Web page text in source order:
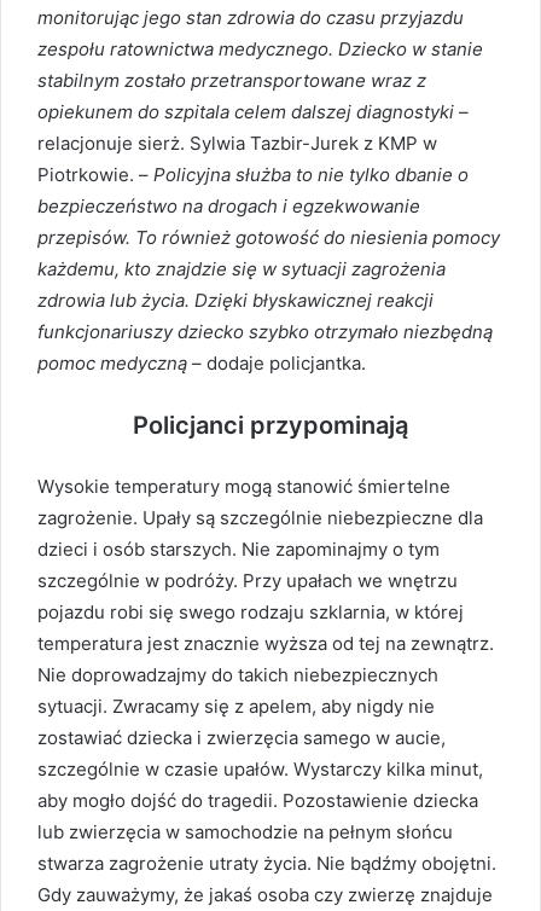
monitorując jego stan zdrowia do czasu przyjazdu
zespołu ratownictwa medycznego. Dziecko w stanie
stabilnym zostało przetransportowane wraz z
opiekunem do szpitala celem dalszej diagnostyki –
relacjonuje sierż. Sylwia Tazbir-Jurek z KMP w
Piotrkowie. – Policyjna służba to nie tylko dbanie o
bezpieczeństwo na drogach i egzekwowanie
przepisów. To również gotowość do niesienia pomocy
każdemu, kto znajdzie się w sytuacji zagrożenia
zdrowia lub życia. Dzięki błyskawicznej reakcji
funkcjonariuszy dziecko szybko otrzymało niezbędną
pomoc medyczną – dodaje policjantka.
Policjanci przypominają
Wysokie temperatury mogą stanowić śmiertelne
zagrożenie. Upały są szczególnie niebezpieczne dla
dzieci i osób starszych. Nie zapominajmy o tym
szczególnie w podróży. Przy upałach we wnętrzu
pojazdu robi się swego rodzaju szklarnia, w której
temperatura jest znacznie wyższa od tej na zewnątrz.
Nie doprowadzajmy do takich niebezpiecznych
sytuacji. Zwracamy się z apelem, aby nigdy nie
zostawiać dziecka i zwierzęcia samego w aucie,
szczególnie w czasie upałów. Wystarczy kilka minut,
aby mogło dojść do tragedii. Pozostawienie dziecka
lub zwierzęcia w samochodzie na pełnym słońcu
stwarza zagrożenie utraty życia. Nie bądźmy obojętni.
Gdy zauważymy, że jakaś osoba czy zwierzę znajduje